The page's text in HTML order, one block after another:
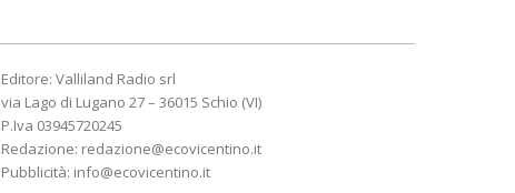
Editore: Valliland Radio srl
via Lago di Lugano 27 – 36015 Schio (VI)
P.Iva 03945720245
Redazione: redazione@ecovicentino.it
Pubblicità: info@ecovicentino.it